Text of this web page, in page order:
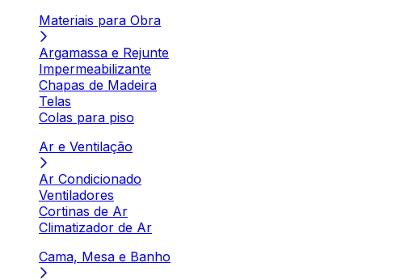
Materiais para Obra
Argamassa e Rejunte
Impermeabilizante
Chapas de Madeira
Telas
Colas para piso
Ar e Ventilação
Ar Condicionado
Ventiladores
Cortinas de Ar
Climatizador de Ar
Cama, Mesa e Banho